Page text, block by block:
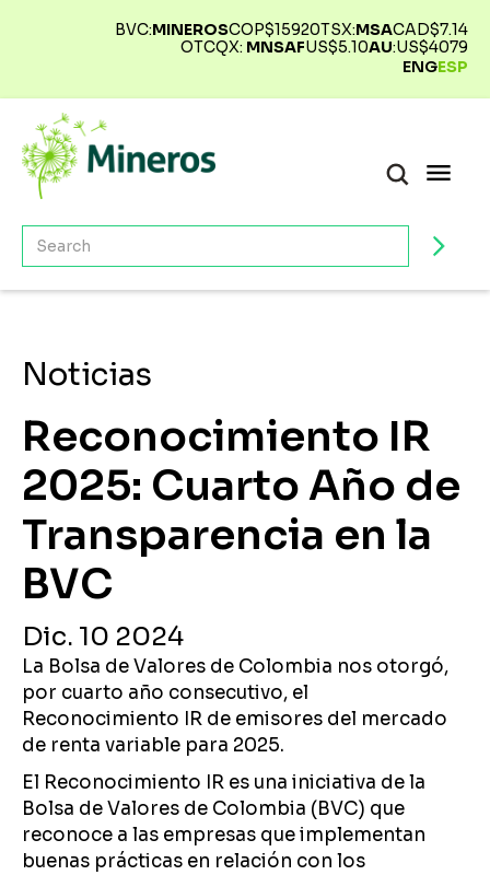
BVC:MINEROSCOP$15920TSX:MSACAD$7.14
OTCQX: MNSAFUS$5.10AU:US$4079
ENGESP
Noticias
Reconocimiento IR
2025: Cuarto Año de
Transparencia en la
BVC
Dic. 10 2024
La Bolsa de Valores de Colombia nos otorgó,
por cuarto año consecutivo, el
Reconocimiento IR de emisores del mercado
de renta variable para 2025.
El Reconocimiento IR es una iniciativa de la
Bolsa de Valores de Colombia (BVC) que
reconoce a las empresas que implementan
buenas prácticas en relación con los